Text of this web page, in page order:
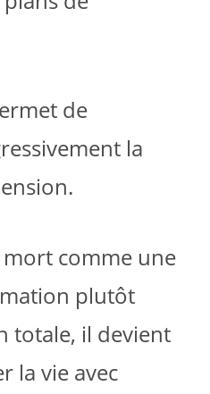
de
la
comme une
plutôt
totale, il devient
la vie avec